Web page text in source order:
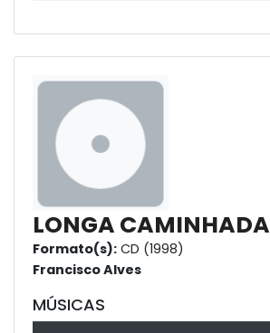
LONGA CAMINHADA
Formato(s): CD (1998)
Francisco Alves
MÚSICAS